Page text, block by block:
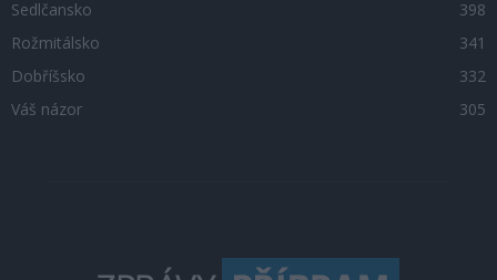
Sedlčansko
398
Rožmitálsko
341
Dobříšsko
332
Váš názor
305